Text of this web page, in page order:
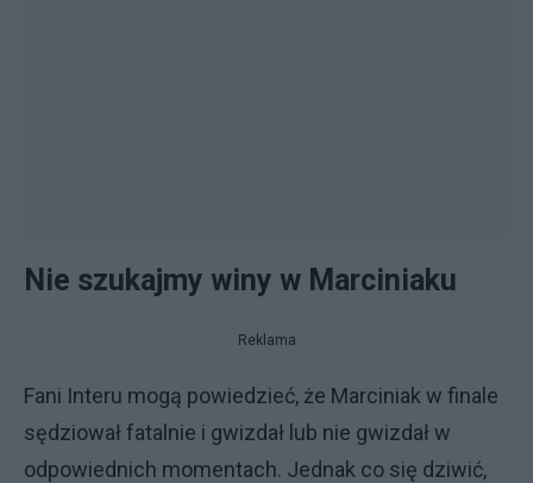
Nie szukajmy winy w Marciniaku
Reklama
Fani Interu mogą powiedzieć, że Marciniak w finale
sędziował fatalnie i gwizdał lub nie gwizdał w
odpowiednich momentach. Jednak co się dziwić,